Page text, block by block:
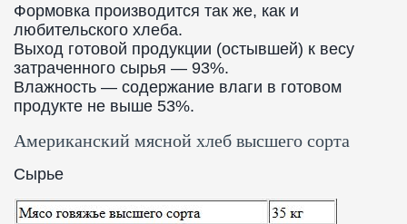
Формовка производится так же, как и
любительского хлеба.
Выход готовой продукции (остывшей) к весу
затраченного сырья — 93%.
Влажность — содержание влаги в готовом
продукте не выше 53%.
Американский мясной хлеб высшего сорта
Сырье